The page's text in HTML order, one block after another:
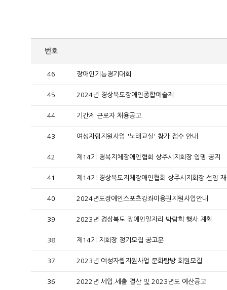
번호
46 장애인기능경기대회
45 2024년 경상북도장애인종합예술제
44 기간제 근로자 채용공고
43 여성자립지원사업 '노래교실' 참가 접수 안내
42 제14기 경북지체장애인협회 상주시지회장 임명 공지
41 제14기 경상북도지체장애인협회 상주시지회장 선임
40 2024년도장애인스포츠강좌이용권지원사업안내
39 2023년 경상북도 장애인일자리 박람회 행사 계획
38 제14기 지회장 정기모집 공고문
37 2023년 여성자립지원사업 문화탐방 회원모집
36 2022년 세입.세출 결산 및 2023년도 예산공고